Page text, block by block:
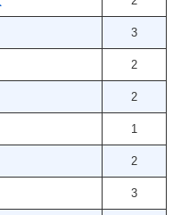
3
2
2
1
2
3